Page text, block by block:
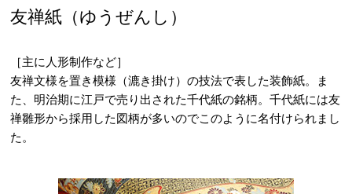
友禅紙（ゆうぜんし）
［主に人形制作など］
友禅文様を置き模様（漉き掛け）の技法で表した装飾紙。ま
た、明治期に江戸で売り出された千代紙の銘柄。千代紙には友
禅雛形から採用した図柄が多いのでこのように名付けられまし
た。